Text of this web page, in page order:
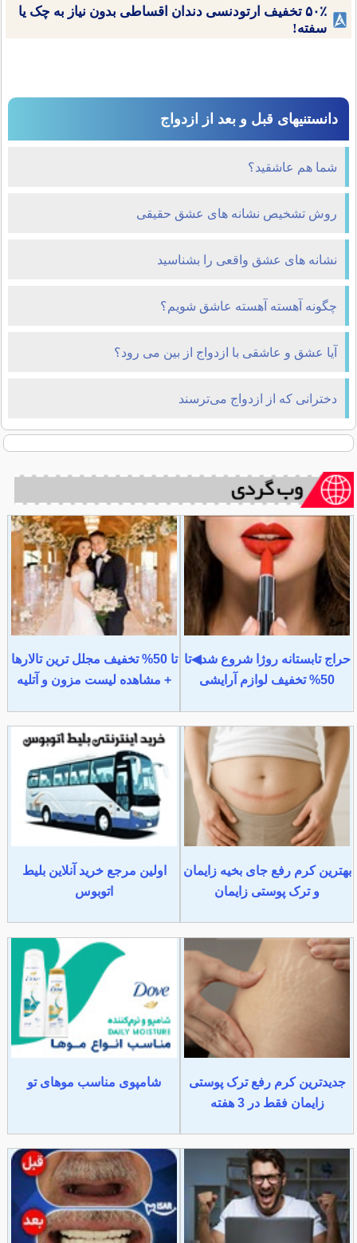
۵۰٪ تخفیف ارتودنسی دندان اقساطی بدون نیاز به چک یا
سفته!
دانستنیهای قبل و بعد از ازدواج
شما هم عاشقید؟
روش تشخیص نشانه های عشق حقیقی
نشانه های عشق واقعی را بشناسید
چگونه آهسته آهسته عاشق شویم؟
آیا عشق و عاشقی با ازدواج از بین می رود؟
دخترانی که از ازدواج می‌ترسند
حراج تابستانه روژا شروع شد◀تا
50% تخفیف لوازم آرایشی
تا 50% تخفیف مجلل ترین تالارها
+ مشاهده لیست مزون و آتلیه
بهترین کرم رفع جای بخیه زایمان
و ترک پوستی زایمان
اولین مرجع خرید آنلاین بلیط
اتوبوس
جدیدترین کرم رفع ترک پوستی
زایمان فقط در 3 هفته
شامپوی مناسب موهای تو